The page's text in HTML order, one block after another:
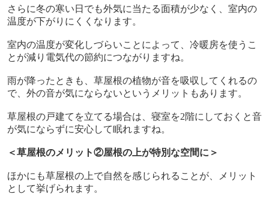
さらに冬の寒い日でも外気に当たる面積が少なく、室内の
温度が下がりにくくなります。
室内の温度が変化しづらいことによって、冷暖房を使うこ
とが減り電気代の節約につながりますね。
雨が降ったときも、草屋根の植物が音を吸収してくれるの
で、外の音が気にならないというメリットもあります。
草屋根の戸建てを立てる場合は、寝室を2階にしておくと音
が気にならずに安心して眠れますね。
＜草屋根のメリット②屋根の上が特別な空間に＞
ほかにも草屋根の上で自然を感じられることが、メリット
として挙げられます。